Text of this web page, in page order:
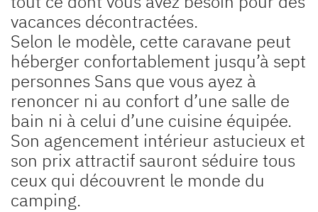
vacances décontractées.
Selon le modèle, cette caravane peut
héberger confortablement jusqu’à sept
personnes Sans que vous ayez à
renoncer ni au confort d’une salle de
bain ni à celui d’une cuisine équipée.
Son agencement intérieur astucieux et
son prix attractif sauront séduire tous
ceux qui découvrent le monde du
camping.